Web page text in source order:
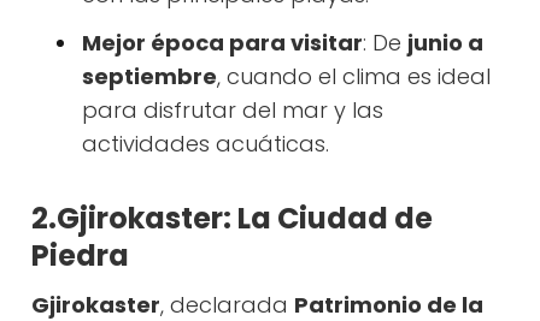
Mejor época para visitar: De junio a
septiembre, cuando el clima es ideal
para disfrutar del mar y las
actividades acuáticas.
2.Gjirokaster: La Ciudad de
Piedra
Gjirokaster, declarada Patrimonio de la